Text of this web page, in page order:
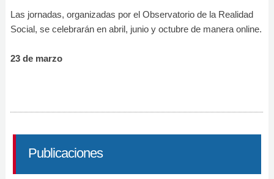
Las jornadas, organizadas por el Observatorio de la Realidad
Social, se celebrarán en abril, junio y octubre de manera online.
23 de marzo
Publicaciones